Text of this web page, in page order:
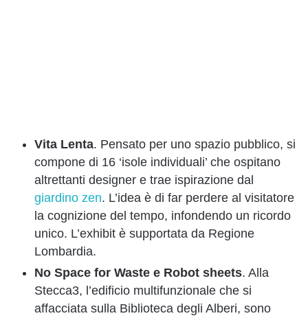
Vita Lenta. Pensato per uno spazio pubblico, si
compone di 16 ‘isole individuali’ che ospitano
altrettanti designer e trae ispirazione dal
giardino zen. L’idea è di far perdere al visitatore
la cognizione del tempo, infondendo un ricordo
unico. L’exhibit è supportata da Regione
Lombardia.
No Space for Waste e Robot sheets. Alla
Stecca3, l’edificio multifunzionale che si
affacciata sulla Biblioteca degli Alberi, sono